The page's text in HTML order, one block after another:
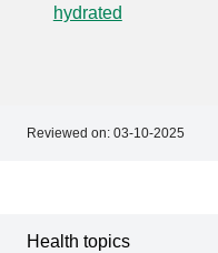
hydrated
Reviewed on: 03-10-2025
Health topics